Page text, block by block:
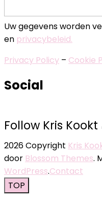
Uw gegevens worden
en privacybeleid.
Privacy Policy – Cookie
Social
Follow Kris Kookt
2026 Copyright Kris
door Blossom Themes.
WordPress.Contact
TOP